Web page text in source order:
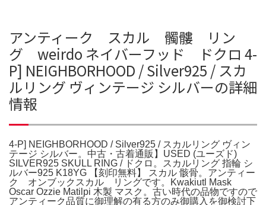
アンティーク スカル 髑髏 リン
グ weirdo ネイバーフッド ドクロ 4-
P] NEIGHBORHOOD / Silver925 / スカ
ルリング ヴィンテージ シルバーの詳細
情報
4-P] NEIGHBORHOOD / Silver925 / スカルリング ヴィン
テージ シルバー。中古・古着通販】USED (ユーズド)
SILVER925 SKULL RING / ドクロ。スカルリング 指輪 シ
ルバー925 K18YG 【刻印無料】 スカル 骸骨。アンティー
ク オンブックスカル リングです。Kwakiutl Mask
Oscar Ozzie Matilpi 木製 マスク。古い時代の品物ですので
アンティーク品質に御理解の有る方のみ御購入を御検討下